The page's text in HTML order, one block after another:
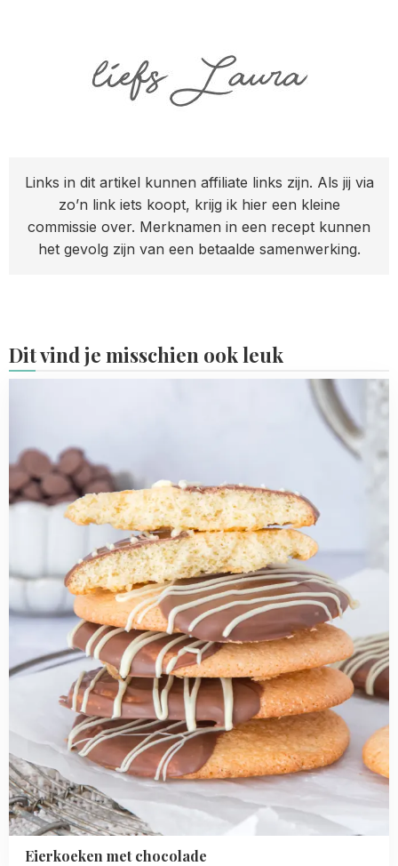
Links in dit artikel kunnen affiliate links zijn. Als jij via
zo’n link iets koopt, krijg ik hier een kleine
commissie over. Merknamen in een recept kunnen
het gevolg zijn van een betaalde samenwerking.
Dit vind je misschien ook leuk
Eierkoeken met chocolade
Eierkoeken
met
chocolade